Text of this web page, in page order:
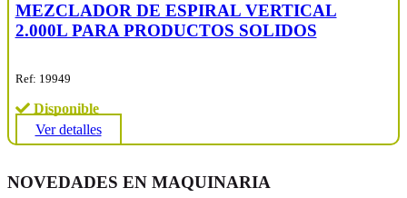
MEZCLADOR DE ESPIRAL VERTICAL
2.000L PARA PRODUCTOS SOLIDOS
Ref: 19949
Disponible
Ver detalles
NOVEDADES EN MAQUINARIA